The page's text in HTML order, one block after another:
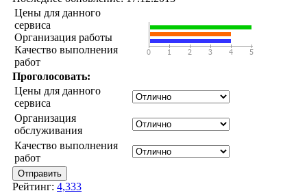
Цены для данного
сервиса
Организация работы
Качество выполнения
работ
Проголосовать:
Цены для данного
сервиса
Организация
обслуживания
Качество выполнения
работ
Рейтинг: 4,333